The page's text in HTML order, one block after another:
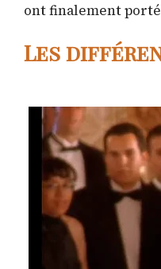
ont finalement
Les